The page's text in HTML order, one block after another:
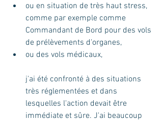
ou en situation de très haut stress,
comme par exemple comme
Commandant de Bord pour des vols
de prélèvements d'organes,
ou des vols médicaux,
j'ai été confronté à des situations
très réglementées et dans
lesquelles l'action devait être
immédiate et sûre. J'ai beaucoup